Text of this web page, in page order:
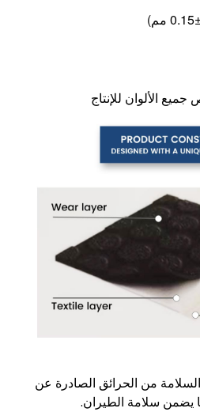
الألوان للإنتاج
من الحرائق الصادرة عن
يضمن سلامة الطيران.